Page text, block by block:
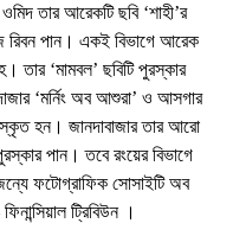
তার আরেকটি ছবি ‘শাহী’র
রিবন পান। একই বিভাগে আরেক
তার ‘মামবল’ ছবিটি পুরস্কার
‘মর্নিং অব আশুরা’ ও আসগার
হন। জানদাবাজার তার আরো
পান। তবে রংয়ের বিভাগে
জন্যে ফটোগ্রাফিক সোসাইটি অব
ট্রিবিউন ।